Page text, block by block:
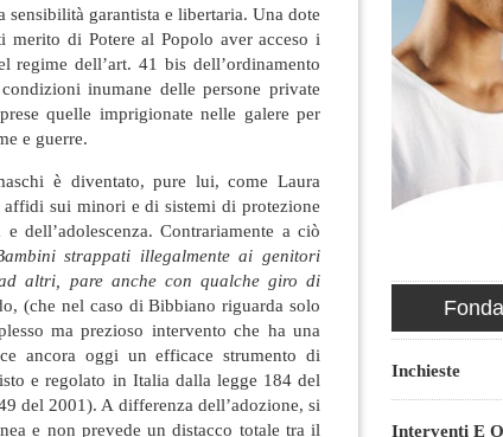
sensibilità garantista e libertaria. Una dote
merito di Potere al Popolo aver acceso i
regime dell’art. 41 bis dell’ordinamento
inumane delle persone private
quelle imprigionate nelle galere per
e guerre.
è diventato, pure lui, come Laura
sui minori e di sistemi di protezione
dell’adolescenza. Contrariamente a ciò
strappati illegalmente ai genitori
altri, pare anche con qualche giro di
(che nel caso di Bibbiano riguarda solo
ma prezioso intervento che ha una
ancora oggi un efficace strumento di
e regolato in Italia dalla legge 184 del
del 2001). A differenza dell’adozione, si
e non prevede un distacco totale tra il
Inchieste
Interventi E